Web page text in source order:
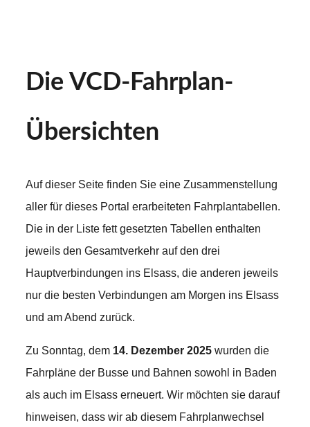
Die VCD-Fahrplan-
Übersichten
Auf dieser Seite finden Sie eine Zusammenstellung
aller für dieses Portal erarbeiteten Fahrplantabellen.
Die in der Liste fett gesetzten Tabellen enthalten
jeweils den Gesamtverkehr auf den drei
Hauptverbindungen ins Elsass, die anderen jeweils
nur die besten Verbindungen am Morgen ins Elsass
und am Abend zurück.
Zu Sonntag, dem 14. Dezember 2025 wurden die
Fahrpläne der Busse und Bahnen sowohl in Baden
als auch im Elsass erneuert. Wir möchten sie darauf
hinweisen, dass wir ab diesem Fahrplanwechsel